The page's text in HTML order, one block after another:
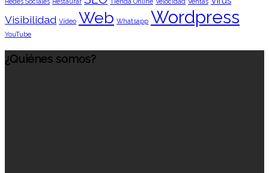
Redes Sociales Restaurar Tienda Online Velocidad Ventas
Visibilidad Vídeo Web Whatsapp Wordpress
YouTube
¿Quiénes somos?